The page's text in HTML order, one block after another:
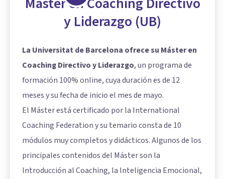
y Liderazgo (UB)
La Universitat de Barcelona ofrece su Máster en
Coaching Directivo y Liderazgo, un programa de
formación 100% online, cuya duración es de 12
meses y su fecha de inicio el mes de mayo.
El Máster está certificado por la International
Coaching Federation y su temario consta de 10
módulos muy completos y didácticos. Algunos de los
principales contenidos del Máster son la
Introducción al Coaching, la Inteligencia Emocional,